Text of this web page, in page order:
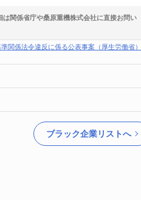
関係省庁や桑原重機株式会社に直接お問い
関係法令違反に係る公表事案（厚生労働省）
ブラック企業リストへ